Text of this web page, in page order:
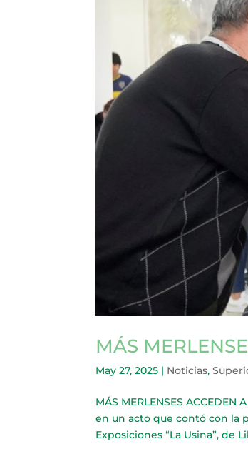
MÁS
May 27, 2025 | Noticias,
MÁS MERLENSES
en un acto que contó con la
Exposiciones “La Usina”, de